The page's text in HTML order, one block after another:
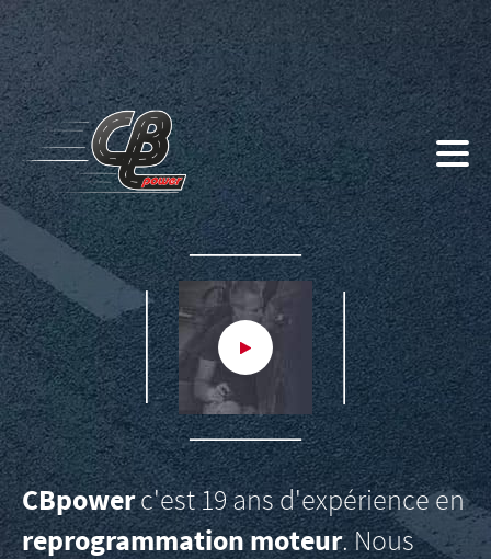
CBpowerc'est 19 ans d'expérience en
reprogrammation moteur. Nous